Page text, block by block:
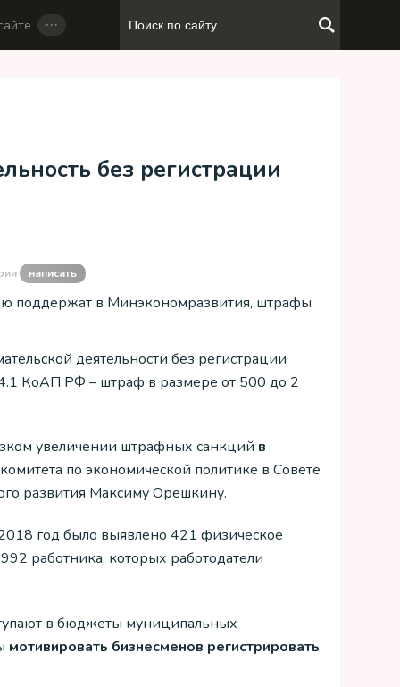
…
без регистрации
написать
поддержат в Минэкономразвития, штрафы
деятельности без регистрации
14.1 КоАП РФ – штраф в размере от 500 до 2
увеличении штрафных санкций в
по экономической политике в Совете
развития Максиму Орешкину.
2018 год было выявлено 421 физическое
работника, которых работодатели
в бюджеты муниципальных
мотивировать бизнесменов регистрировать